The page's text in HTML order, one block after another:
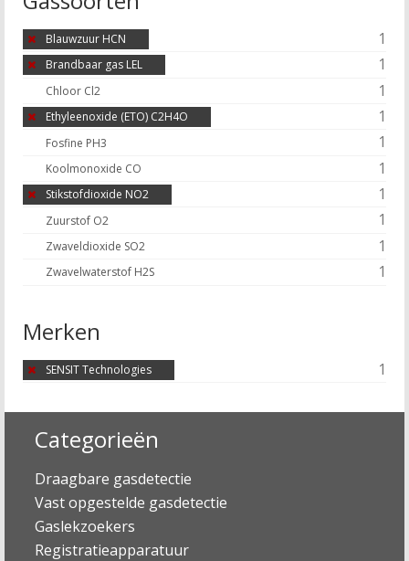
Blauwzuur HCN 1
Brandbaar gas LEL 1
Chloor Cl2 1
Ethyleenoxide (ETO) C2H4O 1
Fosfine PH3 1
Koolmonoxide CO 1
Stikstofdioxide NO2 1
Zuurstof O2 1
Zwaveldioxide SO2 1
Zwavelwaterstof H2S 1
Merken
SENSIT Technologies 1
Categorieën
Draagbare gasdetectie
Vast opgestelde gasdetectie
Gaslekzoekers
Registratieapparatuur